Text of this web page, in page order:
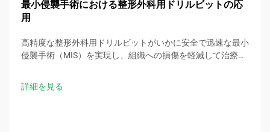
最小侵襲手術における整形外科用ドリルビットの応
用
高精度な整形外科用ドリルビットがいかに安全で迅速な最小
侵襲手術（MIS）を実現し、組織への損傷を軽減して治療成
ウンロード。
詳細を見る